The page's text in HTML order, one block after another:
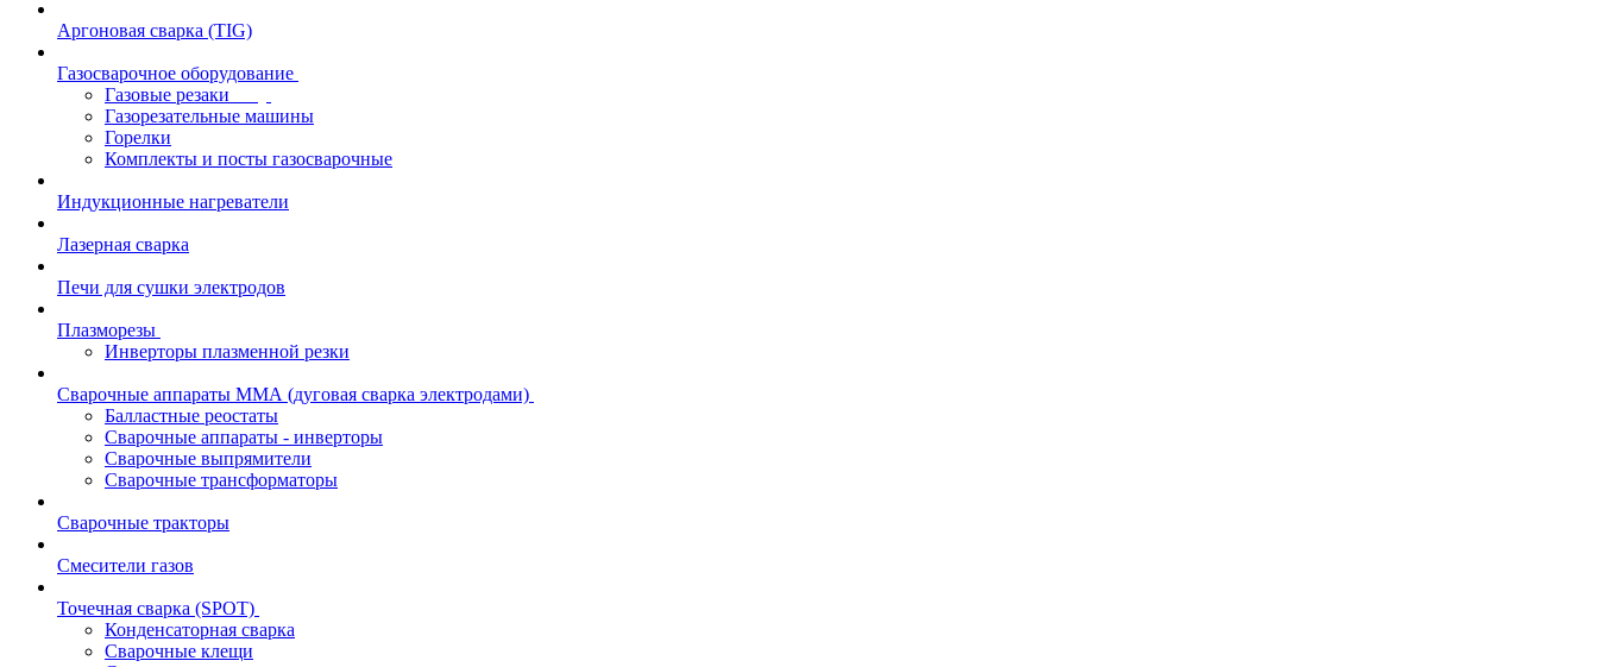
Аргоновая сварка (TIG)
Газосварочное оборудование
Газовые резаки
Газорезательные машины
Горелки
Комплекты и посты газосварочные
Индукционные нагреватели
Лазерная сварка
Печи для сушки электродов
Плазморезы
Инверторы плазменной резки
Сварочные аппараты ММА (дуговая сварка электродами)
Балластные реостаты
Сварочные аппараты - инверторы
Сварочные выпрямители
Сварочные трансформаторы
Сварочные тракторы
Смесители газов
Точечная сварка (SPOT)
Конденсаторная сварка
Сварочные клещи